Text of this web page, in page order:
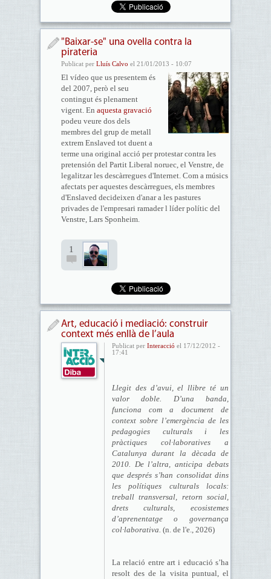
"Baixar-se" una ovella contra la
pirateria
Publicat per Lluís Calvo el 21/01/2013 - 10:07
El vídeo que us presentem és
del 2007, però el seu
contingut és plenament
vigent. En aquesta gravació
podeu veure dos dels
membres del grup de metall
extrem Enslaved tot duent a
terme una original acció per protestar contra les
pretensión del Partit Liberal noruec, el Venstre, de
legalitzar les descàrregues d'Internet. Com a músics
afectats per aquestes descàrregues, els membres
d'Enslaved decideixen d'anar a les pastures
privades de l'empresari ramader l líder polític del
Venstre, Lars Sponheim.
1
Art, educació i mediació: construir
context més enllà de l’aula
Publicat per Interacció el 17/12/2012 -
17:41
Llegit des d’avui, el llibre té un
valor doble. D’una banda,
funciona com a document de
context sobre l’emergència de les
pedagogies culturals i les
pràctiques col·laboratives a
Catalunya durant la dècada de
2010. De l’altra, anticipa debats
que després s’han consolidat dins
les polítiques culturals locals:
treball transversal, retorn social,
drets culturals, ecosistemes
d’aprenentatge o governança
col·laborativa. (n. de l'e., 2026)
La relació entre art i educació s’ha
resolt des de la visita puntual, el